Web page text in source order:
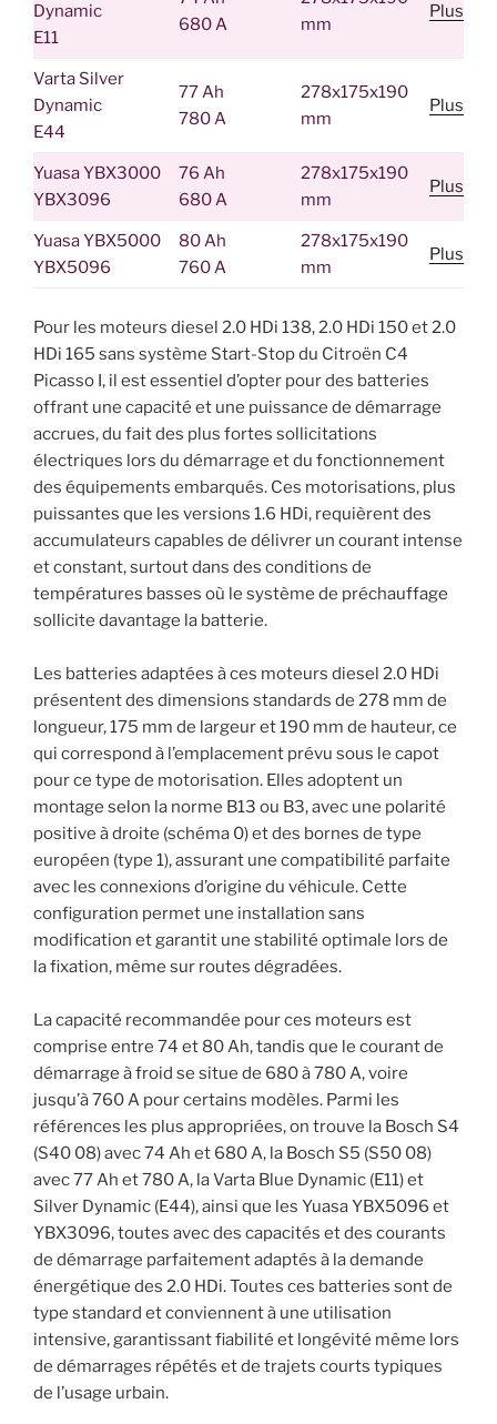
Dynamic
E11
680 A
mm
Plus
Varta Silver
Dynamic
E44
77 Ah
780 A
278x175x190
mm
Plus
Yuasa YBX3000
YBX3096
76 Ah
680 A
278x175x190
mm
Plus
Yuasa YBX5000
YBX5096
80 Ah
760 A
278x175x190
mm
Plus
Pour les moteurs diesel 2.0 HDi 138, 2.0 HDi 150 et 2.0
HDi 165 sans système Start-Stop du Citroën C4
Picasso I, il est essentiel d’opter pour des batteries
offrant une capacité et une puissance de démarrage
accrues, du fait des plus fortes sollicitations
électriques lors du démarrage et du fonctionnement
des équipements embarqués. Ces motorisations, plus
puissantes que les versions 1.6 HDi, requièrent des
accumulateurs capables de délivrer un courant intense
et constant, surtout dans des conditions de
températures basses où le système de préchauffage
sollicite davantage la batterie.
Les batteries adaptées à ces moteurs diesel 2.0 HDi
présentent des dimensions standards de 278 mm de
longueur, 175 mm de largeur et 190 mm de hauteur, ce
qui correspond à l’emplacement prévu sous le capot
pour ce type de motorisation. Elles adoptent un
montage selon la norme B13 ou B3, avec une polarité
positive à droite (schéma 0) et des bornes de type
européen (type 1), assurant une compatibilité parfaite
avec les connexions d’origine du véhicule. Cette
configuration permet une installation sans
modification et garantit une stabilité optimale lors de
la fixation, même sur routes dégradées.
La capacité recommandée pour ces moteurs est
comprise entre 74 et 80 Ah, tandis que le courant de
démarrage à froid se situe de 680 à 780 A, voire
jusqu’à 760 A pour certains modèles. Parmi les
références les plus appropriées, on trouve la Bosch S4
(S40 08) avec 74 Ah et 680 A, la Bosch S5 (S50 08)
avec 77 Ah et 780 A, la Varta Blue Dynamic (E11) et
Silver Dynamic (E44), ainsi que les Yuasa YBX5096 et
YBX3096, toutes avec des capacités et des courants
de démarrage parfaitement adaptés à la demande
énergétique des 2.0 HDi. Toutes ces batteries sont de
type standard et conviennent à une utilisation
intensive, garantissant fiabilité et longévité même lors
de démarrages répétés et de trajets courts typiques
de l’usage urbain.